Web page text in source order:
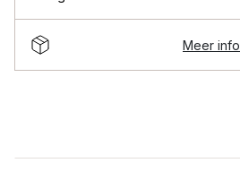
Meer info